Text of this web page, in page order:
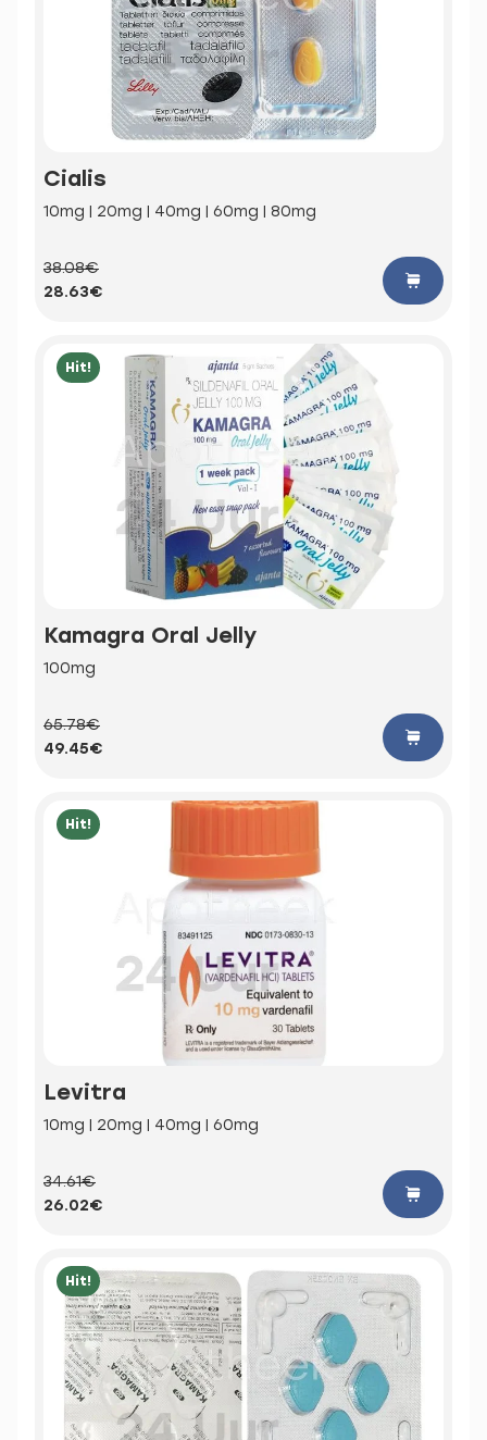
Cialis
10mg | 20mg | 40mg | 60mg | 80mg
38.08€
28.63€
Hit!
Kamagra Oral Jelly
100mg
65.78€
49.45€
Hit!
Levitra
10mg | 20mg | 40mg | 60mg
34.61€
26.02€
Hit!